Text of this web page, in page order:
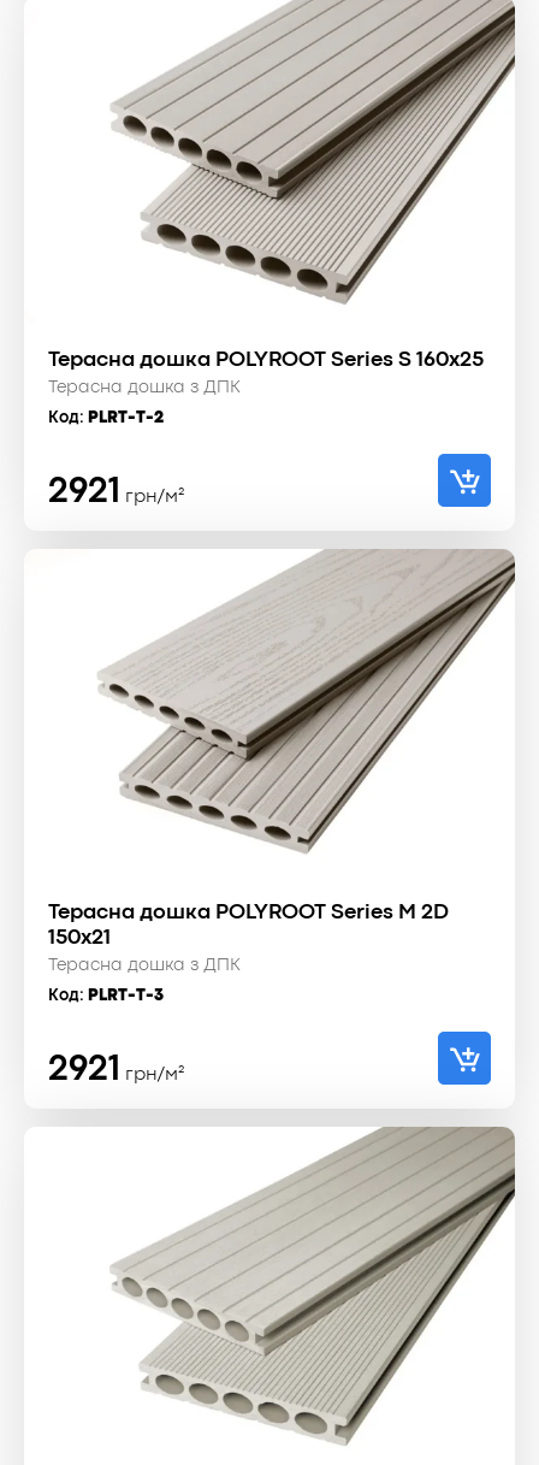
Терасна дошка POLYROOT Series S 160x25
Терасна дошка з ДПК
Код: PLRT-T-2
2921 грн/м²
Терасна дошка POLYROOT Series M 2D
150x21
Терасна дошка з ДПК
Код: PLRT-T-3
2921 грн/м²